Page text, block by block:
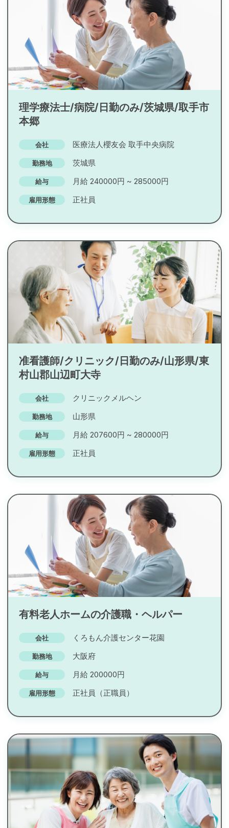
理学療法士/病院/日勤のみ/茨城県/取手市
本郷
会社 医療法人櫻友会 取手中央病院
勤務地 茨城県
給与 月給 240000円 ~ 285000円
雇用形態 正社員
准看護師/クリニック/日勤のみ/山形県/東
村山郡山辺町大寺
会社 クリニックメルヘン
勤務地 山形県
給与 月給 207600円 ~ 280000円
雇用形態 正社員
有料老人ホームの介護職・ヘルパー
会社 くろもん介護センター花園
勤務地 大阪府
給与 月給 200000円
雇用形態 正社員（正職員）